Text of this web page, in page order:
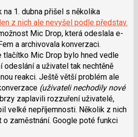
na 1. dubna přišel s několika
z nich ale nevyšel podle představ.
Mic Drop, která odeslala e-
a archivovala konverzaci.
tlačítko Mic Drop bylo hned vedle
odeslání a uživatel tak nechtěně
reakci. Ještě větší problém ale
(uživateli nechodily nové
zaplavili rozzuření uživatelé,
velké nepříjemnosti. Několik z nich
zaměstnání. Google poté funkci